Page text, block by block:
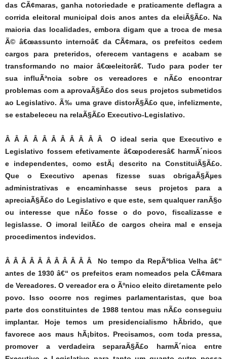
das CÃ¢maras, ganha notoriedade e praticamente deflagra a
corrida eleitoral municipal dois anos antes da eleiÃ§Ã£o. Na
maioria das localidades, embora digam que a troca de mesa
Ã© â€œassunto internoâ€ da CÃ¢mara, os prefeitos cedem
cargos para preteridos, oferecem vantagens e acabam se
transformando no maior â€œeleitorâ€. Tudo para poder ter
sua influÃªncia sobre os vereadores e nÃ£o encontrar
problemas com a aprovaÃ§Ã£o dos seus projetos submetidos
ao Legislativo. Ã‰ uma grave distorÃ§Ã£o que, infelizmente,
se estabeleceu na relaÃ§Ã£o Executivo-Legislativo.
Â Â Â Â Â Â Â Â Â Â Â O ideal seria que Executivo e
Legislativo fossem efetivamente â€œpoderesâ€ harmÃ´nicos
e independentes, como estÃ¡ descrito na ConstituiÃ§Ã£o.
Que o Executivo apenas fizesse suas obrigaÃ§Ãµes
administrativas e encaminhasse seus projetos para a
apreciaÃ§Ã£o do Legislativo e que este, sem qualquer ranÃ§o
ou interesse que nÃ£o fosse o do povo, fiscalizasse e
legislasse. O imoral leilÃ£o de cargos cheira mal e enseja
procedimentos indevidos.
Â Â Â Â Â Â Â Â Â Â Â No tempo da RepÃºblica Velha â€“
antes de 1930 â€“ os prefeitos eram nomeados pela CÃ¢mara
de Vereadores. O vereador era o Ãºnico eleito diretamente pelo
povo. Isso ocorre nos regimes parlamentaristas, que boa
parte dos constituintes de 1988 tentou mas nÃ£o conseguiu
implantar. Hoje temos um presidencialismo hÃ­brido, que
favorece aos maus hÃ¡bitos. Precisamos, com toda pressa,
promover a verdadeira separaÃ§Ã£o harmÃ´nica entre